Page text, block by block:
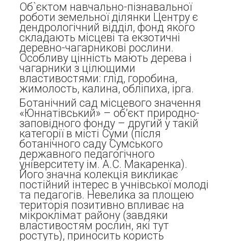
Об`єктом навчально-пізнавальної
роботи земельної ділянки Центру є
дендрологічний відділ, фонд якого
складають місцеві та екзотичні
деревно-чагарникові рослини.
Особливу цінність мають дерева і
чагарники з цілющими
властивостями: глід, горобина,
жимолость, калина, обліпиха, ірга.
Ботанічний сад місцевого значення
«Юннатівський» – об’єкт природно-
заповідного фонду – другий у такій
категорії в місті Суми (після
ботанічного саду Сумського
державного педагогічного
університету ім. А.С. Макаренка).
Його значна колекція викликає
постійний інтерес в учнівської молоді
та педагогів. Невелика за площею
територія позитивно впливає на
мікроклімат району (завдяки
властивостям рослин, які тут
ростуть), приносить користь